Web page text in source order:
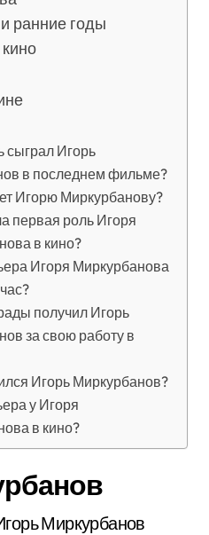
ранние годы
сыграл Игорь
в последнем фильме?
Игорю Миркурбанову?
первая роль Игоря
в кино?
Игоря Миркурбанова
получил Игорь
за свою работу в
Игорь Миркурбанов?
у Игоря
в кино?
Миркурбанов